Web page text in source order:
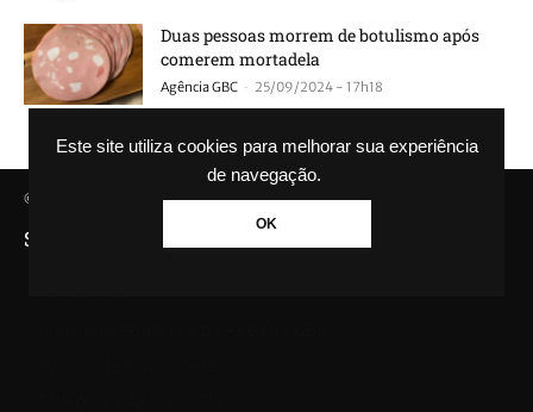
Este site utiliza cookies para melhorar sua experiência
de navegação.
OK
Duas pessoas morrem de botulismo após
comerem mortadela
Agência GBC - 25/09/2024 - 17h18
© Agência GBC. Aqui tem notícia. Todos os direitos reservados.
SAIBA MAIS SOBRE A AGÊNCIA GBC